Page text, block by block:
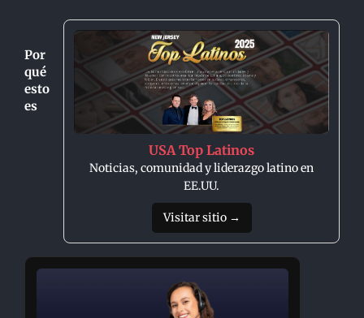
USA Top Latinos
Noticias, comunidad y liderazgo latino en
EE.UU.
Visitar sitio →
Por
qué
esto
es